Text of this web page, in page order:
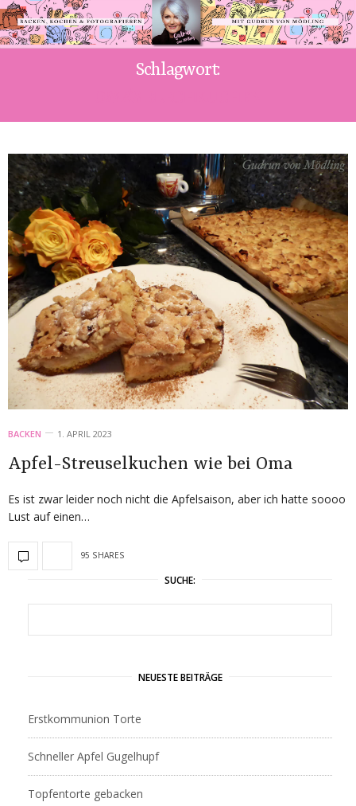
Schlagwort:
BACKEN 1. APRIL 2023
Apfel-Streuselkuchen wie bei Oma
Es ist zwar leider noch nicht die Apfelsaison, aber ich hatte soooo
Lust auf einen…
95 SHARES
SUCHE:
NEUESTE BEITRÄGE
Erstkommunion Torte
Schneller Apfel Gugelhupf
Topfentorte gebacken